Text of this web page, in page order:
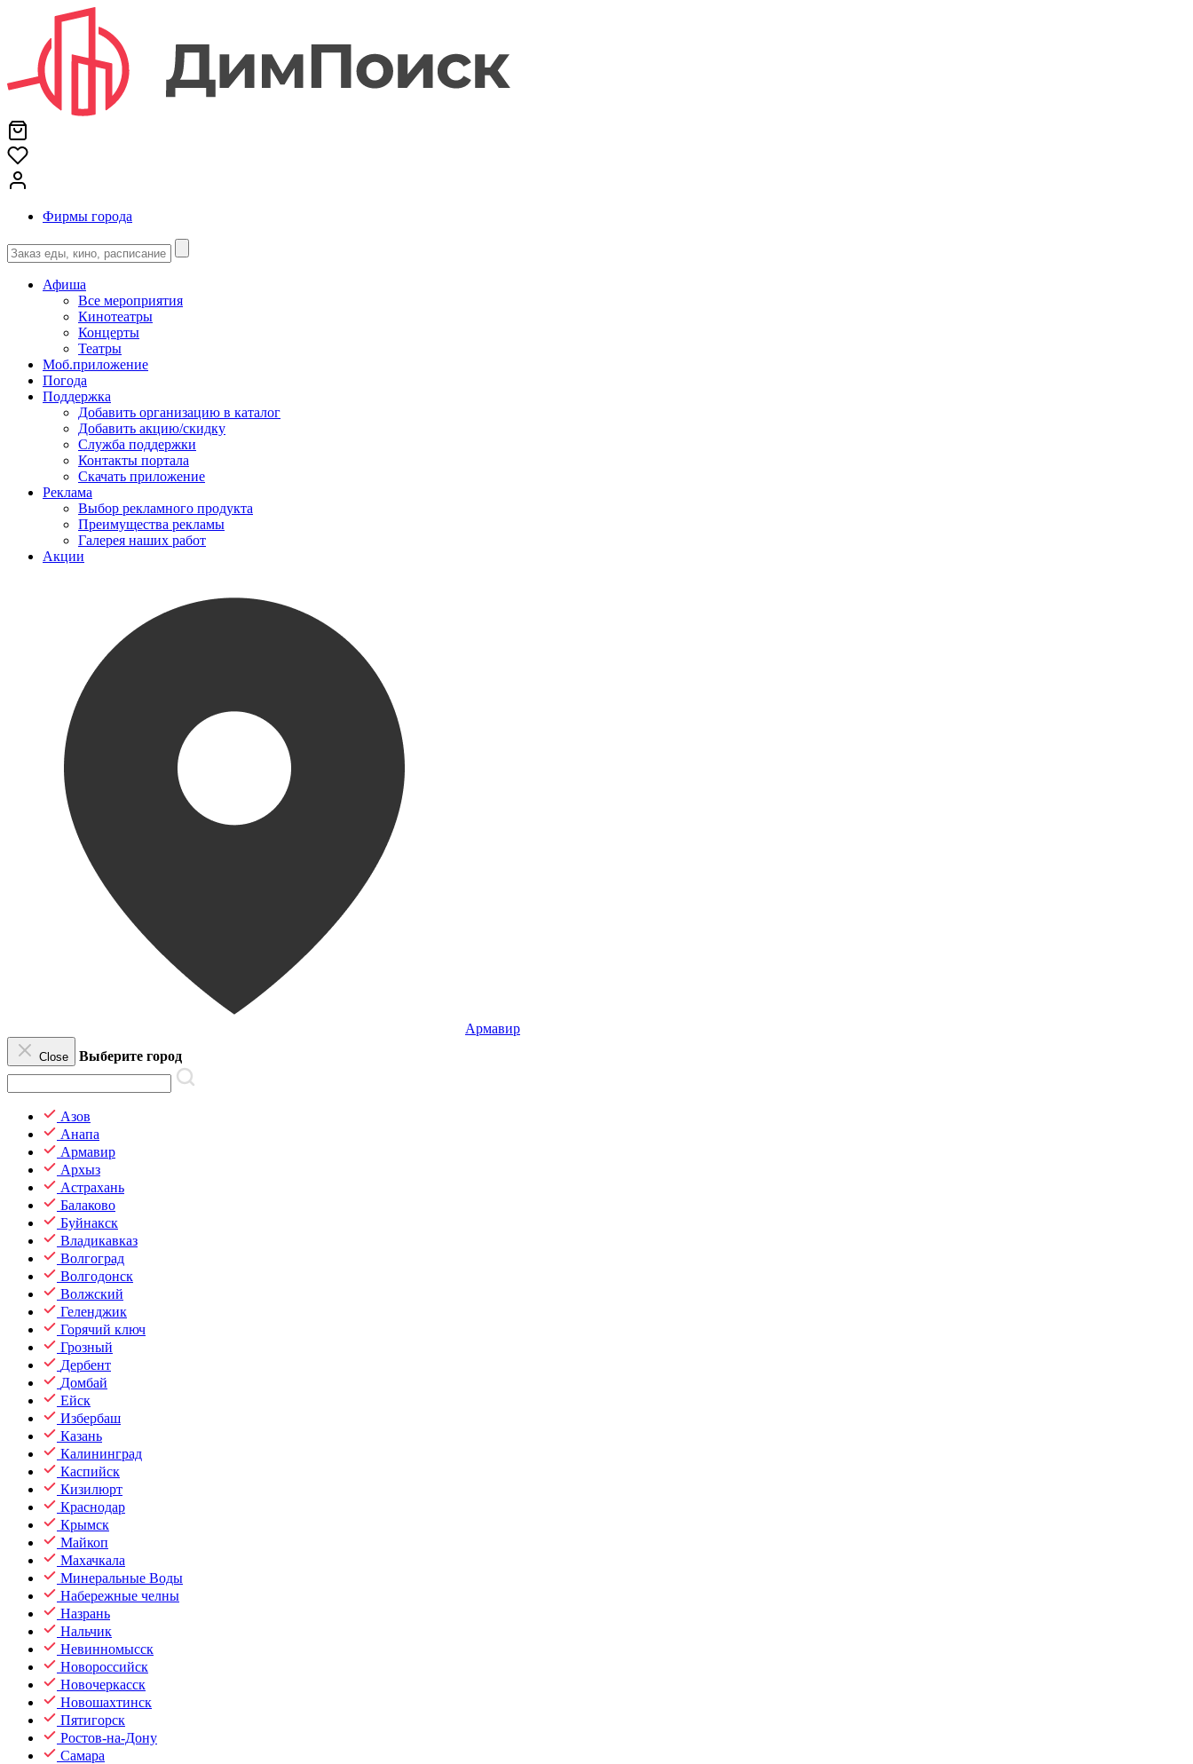
Фирмы города
Афиша
Все мероприятия
Кинотеатры
Концерты
Театры
Моб.приложение
Погода
Поддержка
Добавить организацию в каталог
Добавить акцию/скидку
Служба поддержки
Контакты портала
Скачать приложение
Реклама
Выбор рекламного продукта
Преимущества рекламы
Галерея наших работ
Акции
Армавир
Close Выберите город
Азов
Анапа
Армавир
Архыз
Астрахань
Балаково
Буйнакск
Владикавказ
Волгоград
Волгодонск
Волжский
Геленджик
Горячий ключ
Грозный
Дербент
Домбай
Ейск
Избербаш
Казань
Калининград
Каспийск
Кизилюрт
Краснодар
Крымск
Майкоп
Махачкала
Минеральные Воды
Набережные челны
Назрань
Нальчик
Невинномысск
Новороссийск
Новочеркасск
Новошахтинск
Пятигорск
Ростов-на-Дону
Самара